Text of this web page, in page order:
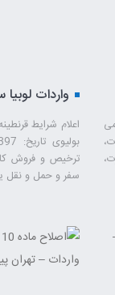
واردات
اعلام شرایط
ترخیص و فروش
سفر و حمل ‌و نقل